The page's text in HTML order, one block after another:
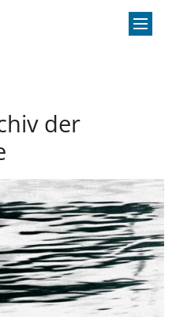
der